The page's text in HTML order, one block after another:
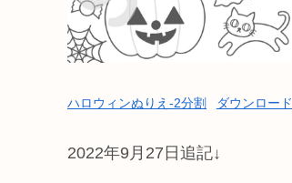
ハロウィンぬりえ-2分割 ダウンロード
2022年9月27日追記↓